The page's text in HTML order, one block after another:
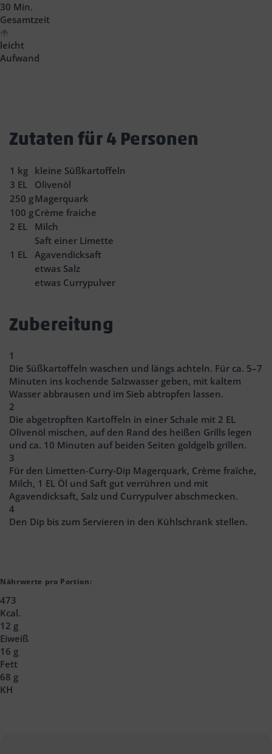
30 Min.
Gesamtzeit
leicht
Aufwand
Zutaten für 4 Personen
1 kg kleine Süßkartoffeln
3 EL
Olivenöl
250 gMagerquark
100 gCrème fraiche
2 EL
Milch
Saft einer Limette
1 EL
Agavendicksaft
etwas Salz
etwas Currypulver
Zubereitung
1
Die Süßkartoffeln waschen und längs achteln. Für ca. 5–7
Minuten ins kochende Salzwasser geben, mit kaltem
Wasser abbrausen und im Sieb abtropfen lassen.
2
Die abgetropften Kartoffeln in einer Schale mit 2 EL
Olivenöl mischen, auf den Rand des heißen Grills legen
und ca. 10 Minuten auf beiden Seiten goldgelb grillen.
3
Für den Limetten-Curry-Dip Magerquark, Crème fraîche,
Milch, 1 EL Öl und Saft gut verrühren und mit
Agavendicksaft, Salz und Currypulver abschmecken.
4
Den Dip bis zum Servieren in den Kühlschrank stellen.
Nährwerte pro Portion:
473
Kcal.
12 g
Eiweiß
16 g
Fett
68 g
KH